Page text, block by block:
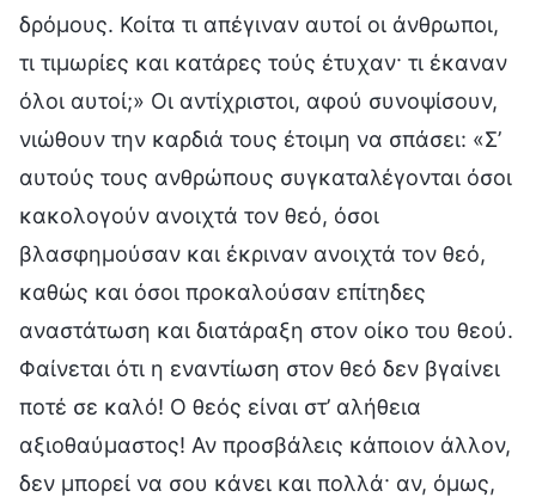
δρόμους. Κοίτα τι απέγιναν αυτοί οι άνθρωποι,
τι τιμωρίες και κατάρες τούς έτυχαν· τι έκαναν
όλοι αυτοί;» Οι αντίχριστοι, αφού συνοψίσουν,
νιώθουν την καρδιά τους έτοιμη να σπάσει: «Σ’
αυτούς τους ανθρώπους συγκαταλέγονται όσοι
κακολογούν ανοιχτά τον θεό, όσοι
βλασφημούσαν και έκριναν ανοιχτά τον θεό,
καθώς και όσοι προκαλούσαν επίτηδες
αναστάτωση και διατάραξη στον οίκο του θεού.
Φαίνεται ότι η εναντίωση στον θεό δεν βγαίνει
ποτέ σε καλό! Ο θεός είναι στ’ αλήθεια
αξιοθαύμαστος! Αν προσβάλεις κάποιον άλλον,
δεν μπορεί να σου κάνει και πολλά· αν, όμως,